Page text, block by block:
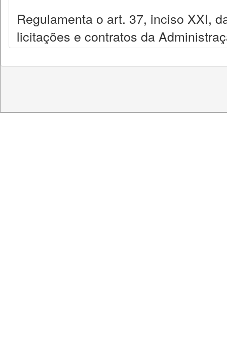
Regulamenta o art. 37, inciso XXI,
licitações e contratos da